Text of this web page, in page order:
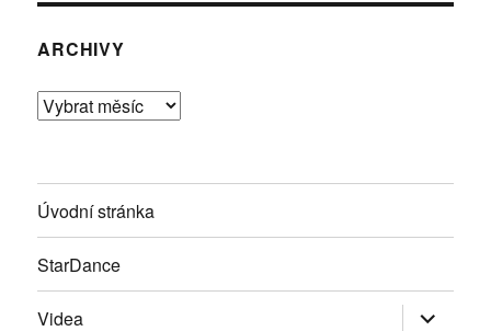
ARCHIVY
Archivy
Úvodní stránka
StarDance
Videa Zobrazit